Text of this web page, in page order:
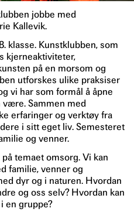
jobbe med
Kallevik.
klasse. Kunstklubben, som
kjerneaktiviteter,
på en morsom og
utforskes ulike praksiser
vi har som formål å åpne
være. Sammen med
erfaringer og verktøy fra
i sitt eget liv. Semesteret
og venner.
temaet omsorg. Vi kan
familie, venner og
dyr og i naturen. Hvordan
og oss selv? Hvordan kan
en gruppe?